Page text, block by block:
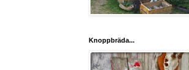
Knoppbräda...